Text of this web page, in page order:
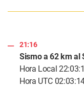
21:16
Sismo a 62 km al
Hora Local
Hora UTC